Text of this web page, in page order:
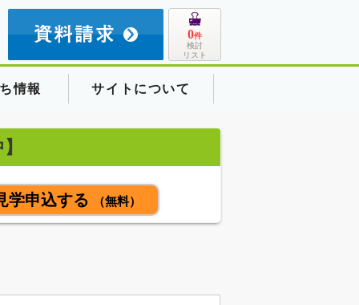
0件
検討
リスト
情報 サイトについて
学申込する （無料）